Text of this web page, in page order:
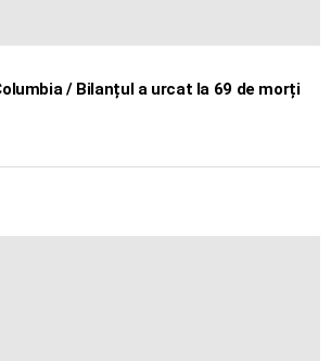
/ Bilanțul a urcat la 69 de morți